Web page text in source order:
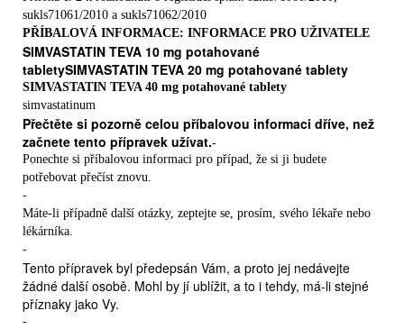
sukls71061/2010 a sukls71062/2010
PŘÍBALOVÁ INFORMACE: INFORMACE PRO UŽIVATELE
SIMVASTATIN TEVA 10 mg potahované
tabletySIMVASTATIN TEVA 20 mg potahované tablety
SIMVASTATIN TEVA 40 mg potahované tablety
simvastatinum
Přečtěte si pozorně celou příbalovou informaci dříve, než
začnete tento přípravek užívat.-
Ponechte si příbalovou informaci pro případ, že si ji budete
potřebovat přečíst znovu.
-
Máte-li případně další otázky, zeptejte se, prosím, svého lékaře nebo
lékárníka.
-
Tento přípravek byl předepsán Vám, a proto jej nedávejte
žádné další osobě. Mohl by jí ublížit, a to i tehdy, má-li stejné
příznaky jako Vy.
-